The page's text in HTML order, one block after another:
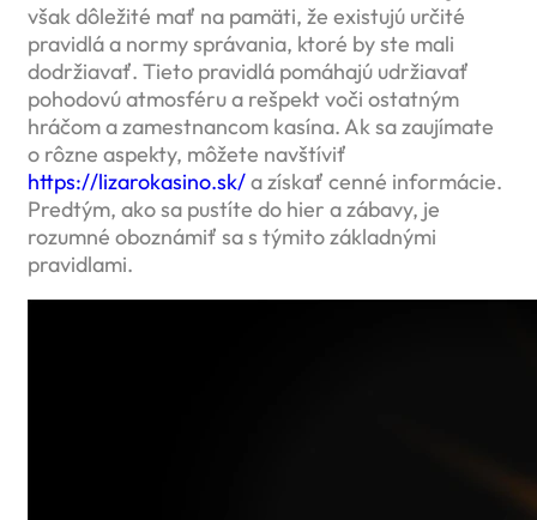
však dôležité mať na pamäti, že existujú určité
pravidlá a normy správania, ktoré by ste mali
dodržiavať. Tieto pravidlá pomáhajú udržiavať
pohodovú atmosféru a rešpekt voči ostatným
hráčom a zamestnancom kasína. Ak sa zaujímate
o rôzne aspekty, môžete navštíviť
https://lizarokasino.sk/a získať cenné informácie.
Predtým, ako sa pustíte do hier a zábavy, je
rozumné oboznámiť sa s týmito základnými
pravidlami.